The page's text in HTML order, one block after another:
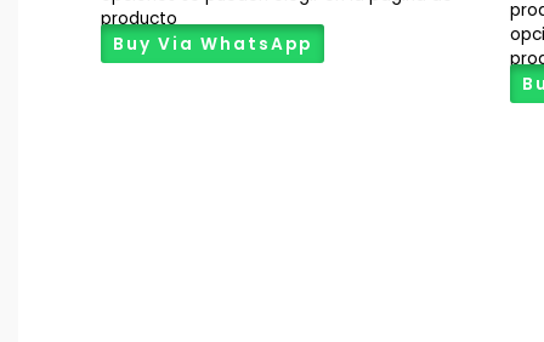
producto
Buy Via WhatsApp